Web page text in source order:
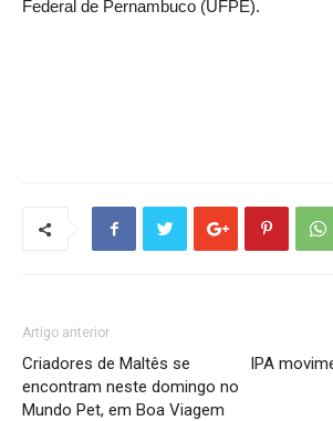
Federal de Pernambuco (UFPE).
Artigo anterior
Criadores de Maltês se
encontram neste domingo no
Mundo Pet, em Boa Viagem
IPA